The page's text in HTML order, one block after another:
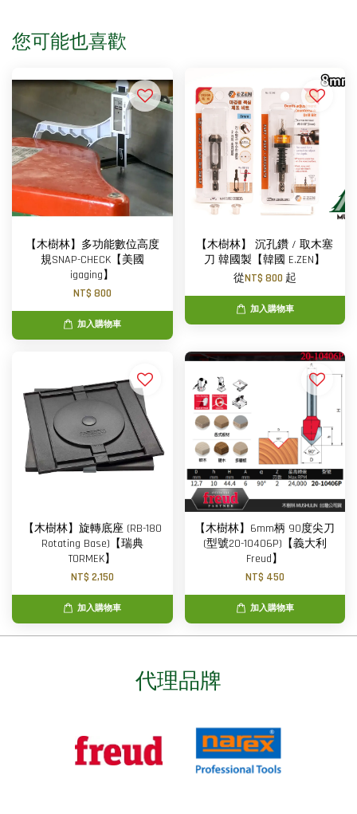
您可能也喜歡
【木樹林】多功能數位高度
規SNAP-CHECK【美國
igaging】
NT$ 800
加入購物車
【木樹林】 沉孔鑽 / 取木塞
刀 韓國製【韓國 E.ZEN】
從NT$ 800 起
加入購物車
【木樹林】旋轉底座 (RB-180
Rotating Base)【瑞典
TORMEK】
NT$ 2,150
加入購物車
【木樹林】6mm柄 90度尖刀
(型號20-10406P)【義大利
Freud】
NT$ 450
加入購物車
代理品牌